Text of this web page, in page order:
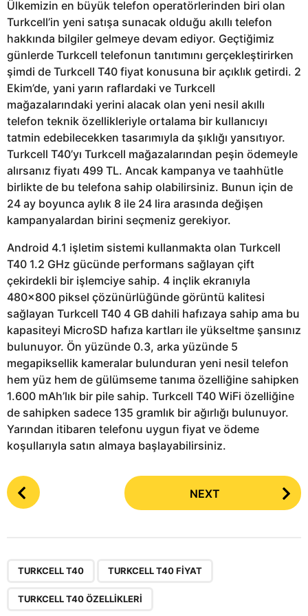
Ülkemizin en büyük telefon operatörlerinden biri olan
Turkcell’in yeni satışa sunacak olduğu akıllı telefon
hakkında bilgiler gelmeye devam ediyor. Geçtiğimiz
günlerde Turkcell telefonun tanıtımını gerçekleştirirken
şimdi de Turkcell T40 fiyat konusuna bir açıklık getirdi. 2
Ekim’de, yani yarın raflardaki ve Turkcell
mağazalarındaki yerini alacak olan yeni nesil akıllı
telefon teknik özellikleriyle ortalama bir kullanıcıyı
tatmin edebilecekken tasarımıyla da şıklığı yansıtıyor.
Turkcell T40’yı Turkcell mağazalarından peşin ödemeyle
alırsanız fiyatı 499 TL. Ancak kampanya ve taahhütle
birlikte de bu telefona sahip olabilirsiniz. Bunun için de
24 ay boyunca aylık 8 ile 24 lira arasında değişen
kampanyalardan birini seçmeniz gerekiyor.
Android 4.1 işletim sistemi kullanmakta olan Turkcell
T40 1.2 GHz gücünde performans sağlayan çift
çekirdekli bir işlemciye sahip. 4 inçlik ekranıyla
480×800 piksel çözünürlüğünde görüntü kalitesi
sağlayan Turkcell T40 4 GB dahili hafızaya sahip ama bu
kapasiteyi MicroSD hafıza kartları ile yükseltme şansınız
bulunuyor. Ön yüzünde 0.3, arka yüzünde 5
megapiksellik kameralar bulunduran yeni nesil telefon
hem yüz hem de gülümseme tanıma özelliğine sahipken
1.600 mAh’lık bir pile sahip. Turkcell T40 WiFi özelliğine
de sahipken sadece 135 gramlık bir ağırlığı bulunuyor.
Yarından itibaren telefonu uygun fiyat ve ödeme
koşullarıyla satın almaya başlayabilirsiniz.
P
o
NEXT
TURKCELL T40 TURKCELL T40 FIYAT
TURKCELL T40 ÖZELLIKLERI